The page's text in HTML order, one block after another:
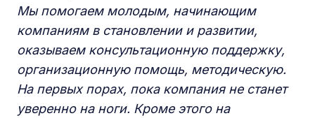
Мы помогаем молодым, начинающим
компаниям в становлении и развитии,
оказываем консультационную поддержку,
организационную помощь, методическую.
На первых порах, пока компания не станет
уверенно на ноги. Кроме этого на